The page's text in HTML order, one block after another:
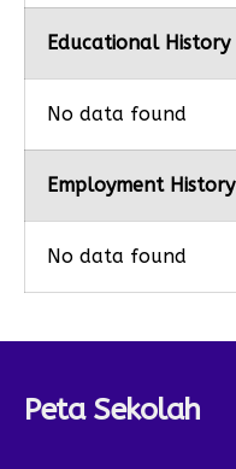
Educational History
No data found
Employment History
No data found
Peta Sekolah